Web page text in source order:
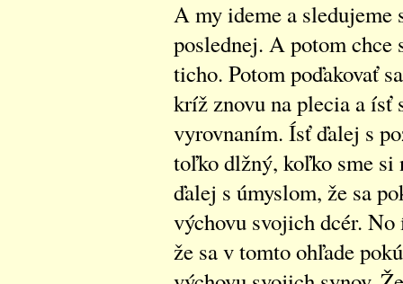
A my ideme a sledujeme
poslednej. A potom chce
ticho. Potom poďakovať
kríž znovu na plecia a ísť
vyrovnaním. Ísť ďalej s
toľko dlžný, koľko sme si
ďalej s úmyslom, že sa
výchovu svojich dcér.
že sa v tomto ohľade